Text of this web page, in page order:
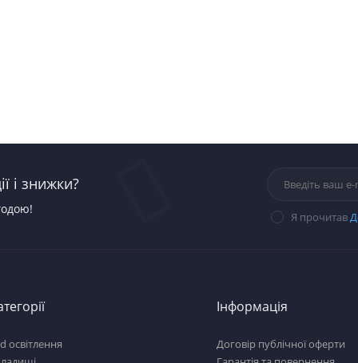
і знижки?
Я прочитав
освітлення
Інформація
Договір публічної оферти